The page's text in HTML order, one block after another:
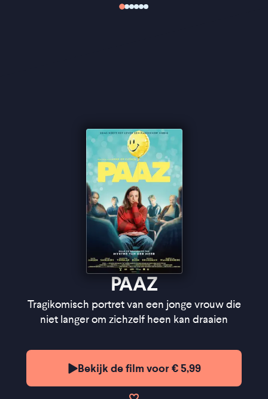
- Hanna van der Haar
- o.a. Gaite Jansen, Bianca Krijgsman, Ariane
Schluter & Georgina Verbaan
- o.a. Susanne Groen
Costume Design- Suzanne Eldering
Haar & Make-up Design- Marieke van Veen, Trudy
- Hanneke Niens
Production Design- Rosa van Gils
- Anne de Clercq
Scenario- Anne de Clercq, Eva Aben, Myrthe van
der Meer, Lineke van den Boezem
''Tragikomisch en zit vol relativerende humor''
VPRO Cinema
''Gaite Jansen is een aanwinst voor elke
PAAZ
Tragikomisch portret van een jonge vrouw die
niet langer om zichzelf heen kan draaien
Bekijk de film voor € 5,99